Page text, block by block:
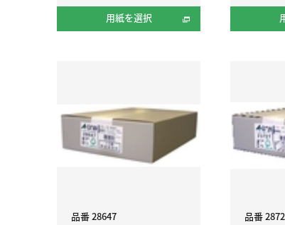
用紙を選択
品番 28647
品番